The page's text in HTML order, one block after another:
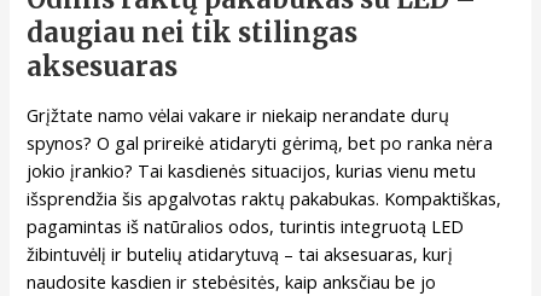
daugiau nei tik stilingas
aksesuaras
Grįžtate namo vėlai vakare ir niekaip nerandate durų
spynos? O gal prireikė atidaryti gėrimą, bet po ranka nėra
jokio įrankio? Tai kasdienės situacijos, kurias vienu metu
išsprendžia šis apgalvotas raktų pakabukas. Kompaktiškas,
pagamintas iš natūralios odos, turintis integruotą LED
žibintuvėlį ir butelių atidarytuvą – tai aksesuaras, kurį
naudosite kasdien ir stebėsitės, kaip anksčiau be jo